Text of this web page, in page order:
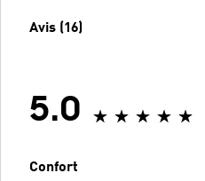
Avis (16)
5.0
Confort